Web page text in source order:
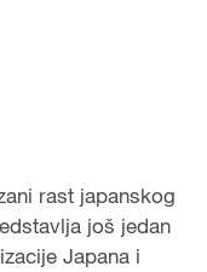
rast japanskog
još jedan
Japana i